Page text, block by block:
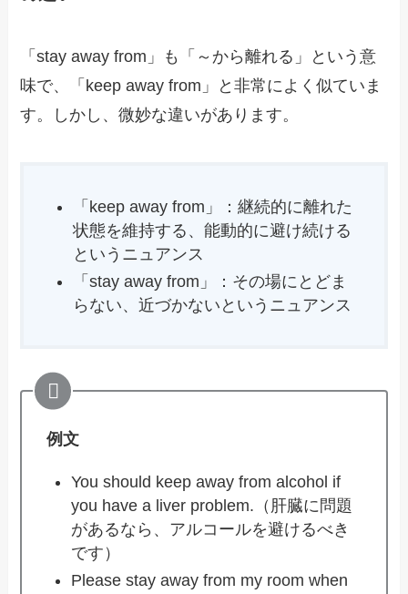
「stay away from」も「～から離れる」という意
味で、「keep away from」と非常によく似ていま
す。しかし、微妙な違いがあります。
「keep away from」：継続的に離れた
状態を維持する、能動的に避け続ける
というニュアンス
「stay away from」：その場にとどま
らない、近づかないというニュアンス
例文
You should keep away from alcohol if
you have a liver problem.（肝臓に問題
があるなら、アルコールを避けるべき
です）
Please stay away from my room when